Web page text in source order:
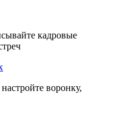
кадровые
воронку,